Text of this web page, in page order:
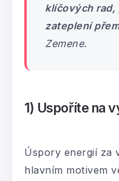
klíčových rad,
zateplení
Zemene.
1) Uspoříte na
Úspory energií za
hlavním motivem